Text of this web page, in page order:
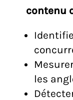
contenu
les